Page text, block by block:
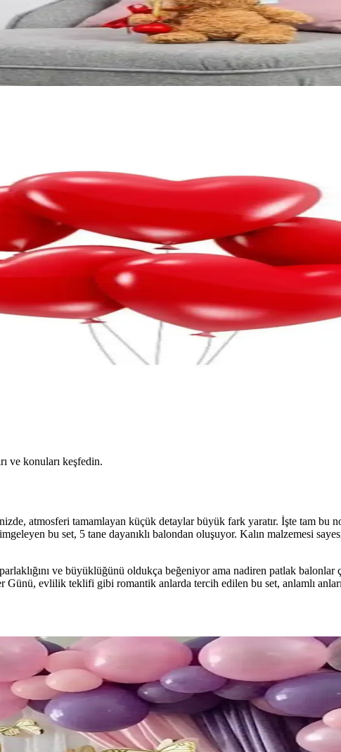
ve konuları keşfedin.
atmosferi tamamlayan küçük detaylar büyük fark yaratır. İşte tam
bu set, 5 tane dayanıklı balondan oluşuyor. Kalın malzemesi
ve büyüklüğünü oldukça beğeniyor ama nadiren patlak
evlilik teklifi gibi romantik anlarda tercih edilen bu set, anlamlı
5 Metrelik Zincirle Pratik Kullanım
dayanıklı malzemesi ve zincirli tasarımıyla etkinliklerde zaman
ve Şık Parti Dekorasyonu İçin Uygun
şıklık ve canlılık katar, kolay kurulumu ile partilerinizi unutulmaz kılar.